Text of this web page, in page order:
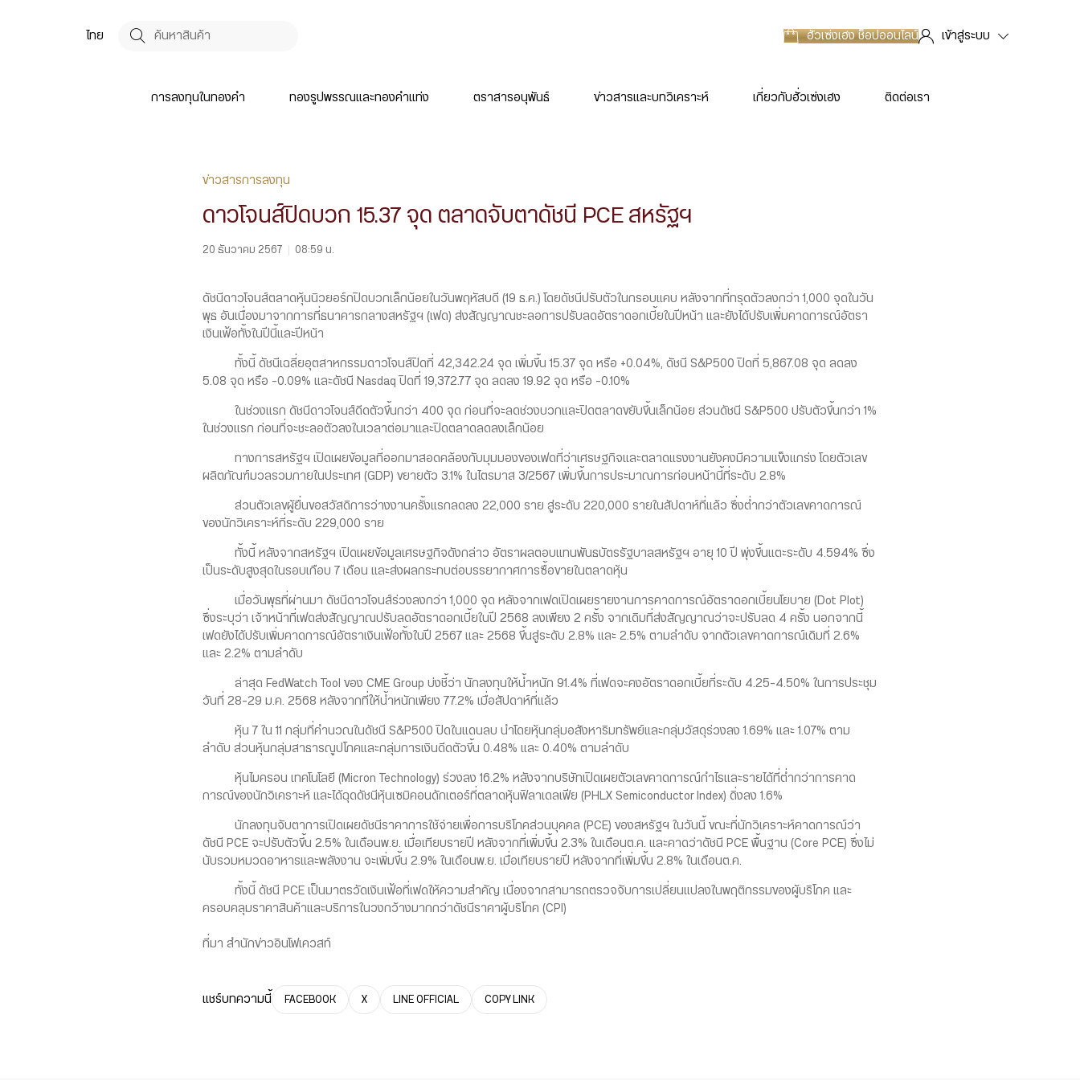
ไทย ฮั่วเซ่งเฮงช็อปออนไลน์ เข้าสู่ระบบ
การลงทุนในทองคำ ทองรูปพรรณและทองคำแท่ง ตราสารอนุพันธ์ ข่าวสารและบทวิเคราะห์ เกี่ยวกับฮั่วเซ่งเฮง ติดต่อเรา
ข่าวสารการลงทุน
ดาวโจนส์ปิดบวก 15.37 จุด ตลาดจับตาดัชนี PCE สหรัฐฯ
20 ธันวาคม 2567 08:59 น.
ดัชนีดาวโจนส์ตลาดหุ้นนิวยอร์กปิดบวกเล็กน้อยในวันพฤหัสบดี (19 ธ.ค.) โดยดัชนีปรับตัวในกรอบแคบ หลังจากที่ทรุดตัวลงกว่า 1,000 จุดในวัน
พุธ อันเนื่องมาจากการที่ธนาคารกลางสหรัฐฯ (เฟด) ส่งสัญญาณชะลอการปรับลดอัตราดอกเบี้ยในปีหน้า และยังได้ปรับเพิ่มคาดการณ์อัตรา
เงินเฟ้อทั้งในปีนี้และปีหน้า
ทั้งนี้ ดัชนีเฉลี่ยอุตสาหกรรมดาวโจนส์ปิดที่ 42,342.24 จุด เพิ่มขึ้น 15.37 จุด หรือ +0.04%, ดัชนี S&P500 ปิดที่ 5,867.08 จุด ลดลง
5.08 จุด หรือ -0.09% และดัชนี Nasdaq ปิดที่ 19,372.77 จุด ลดลง 19.92 จุด หรือ -0.10%
ในช่วงแรก ดัชนีดาวโจนส์ดีดตัวขึ้นกว่า 400 จุด ก่อนที่จะลดช่วงบวกและปิดตลาดขยับขึ้นเล็กน้อย ส่วนดัชนี S&P500 ปรับตัวขึ้นกว่า 1%
ในช่วงแรก ก่อนที่จะชะลอตัวลงในเวลาต่อมาและปิดตลาดลดลงเล็กน้อย
ทางการสหรัฐฯ เปิดเผยข้อมูลที่ออกมาสอดคล้องกับมุมมองของเฟดที่ว่าเศรษฐกิจและตลาดแรงงานยังคงมีความแข็งแกร่ง โดยตัวเลข
ผลิตภัณฑ์มวลรวมภายในประเทศ (GDP) ขยายตัว 3.1% ในไตรมาส 3/2567 เพิ่มขึ้นการประมาณการก่อนหน้านี้ที่ระดับ 2.8%
ส่วนตัวเลขผู้ยื่นขอสวัสดิการว่างงานครั้งแรกลดลง 22,000 ราย สู่ระดับ 220,000 รายในสัปดาห์ที่แล้ว ซึ่งต่ำกว่าตัวเลขคาดการณ์
ของนักวิเคราะห์ที่ระดับ 229,000 ราย
ทั้งนี้ หลังจากสหรัฐฯ เปิดเผยข้อมูลเศรษฐกิจดังกล่าว อัตราผลตอบแทนพันธบัตรรัฐบาลสหรัฐฯ อายุ 10 ปี พุ่งขึ้นแตะระดับ 4.594% ซึ่ง
เป็นระดับสูงสุดในรอบเกือบ 7 เดือน และส่งผลกระทบต่อบรรยากาศการซื้อขายในตลาดหุ้น
เมื่อวันพุธที่ผ่านมา ดัชนีดาวโจนส์ร่วงลงกว่า 1,000 จุด หลังจากเฟดเปิดเผยรายงานการคาดการณ์อัตราดอกเบี้ยนโยบาย (Dot Plot)
ซึ่งระบุว่า เจ้าหน้าที่เฟดส่งสัญญาณปรับลดอัตราดอกเบี้ยในปี 2568 ลงเพียง 2 ครั้ง จากเดิมที่ส่งสัญญาณว่าจะปรับลด 4 ครั้ง นอกจากนี้
เฟดยังได้ปรับเพิ่มคาดการณ์อัตราเงินเฟ้อทั้งในปี 2567 และ 2568 ขึ้นสู่ระดับ 2.8% และ 2.5% ตามลำดับ จากตัวเลขคาดการณ์เดิมที่ 2.6%
และ 2.2% ตามลำดับ
ล่าสุด FedWatch Tool ของ CME Group บ่งชี้ว่า นักลงทุนให้น้ำหนัก 91.4% ที่เฟดจะคงอัตราดอกเบี้ยที่ระดับ 4.25-4.50% ในการประชุม
วันที่ 28-29 ม.ค. 2568 หลังจากที่ให้น้ำหนักเพียง 77.2% เมื่อสัปดาห์ที่แล้ว
หุ้น 7 ใน 11 กลุ่มที่คำนวณในดัชนี S&P500 ปิดในแดนลบ นำโดยหุ้นกลุ่มอสังหาริมทรัพย์และกลุ่มวัสดุร่วงลง 1.69% และ 1.07% ตาม
ลำดับ ส่วนหุ้นกลุ่มสาธารณูปโภคและกลุ่มการเงินดีดตัวขึ้น 0.48% และ 0.40% ตามลำดับ
หุ้นไมครอน เทคโนโลยี (Micron Technology) ร่วงลง 16.2% หลังจากบริษัทเปิดเผยตัวเลขคาดการณ์กำไรและรายได้ที่ต่ำกว่าการคาด
การณ์ของนักวิเคราะห์ และได้ฉุดดัชนีหุ้นเซมิคอนดักเตอร์ที่ตลาดหุ้นฟิลาเดลเฟีย (PHLX Semiconductor Index) ดิ่งลง 1.6%
นักลงทุนจับตาการเปิดเผยดัชนีราคาการใช้จ่ายเพื่อการบริโภคส่วนบุคคล (PCE) ของสหรัฐฯ ในวันนี้ ขณะที่นักวิเคราะห์คาดการณ์ว่า
ดัชนี PCE จะปรับตัวขึ้น 2.5% ในเดือนพ.ย. เมื่อเทียบรายปี หลังจากที่เพิ่มขึ้น 2.3% ในเดือนต.ค. และคาดว่าดัชนี PCE พื้นฐาน (Core PCE) ซึ่งไม่
นับรวมหมวดอาหารและพลังงาน จะเพิ่มขึ้น 2.9% ในเดือนพ.ย. เมื่อเทียบรายปี หลังจากที่เพิ่มขึ้น 2.8% ในเดือนต.ค.
ทั้งนี้ ดัชนี PCE เป็นมาตรวัดเงินเฟ้อที่เฟดให้ความสำคัญ เนื่องจากสามารถตรวจจับการเปลี่ยนแปลงในพฤติกรรมของผู้บริโภค และ
ครอบคลุมราคาสินค้าและบริการในวงกว้างมากกว่าดัชนีราคาผู้บริโภค (CPI)
ที่มา สำนักข่าวอินโฟเควสท์
แชร์บทความนี้ FACEBOOK X LINE OFFICIAL COPY LINK